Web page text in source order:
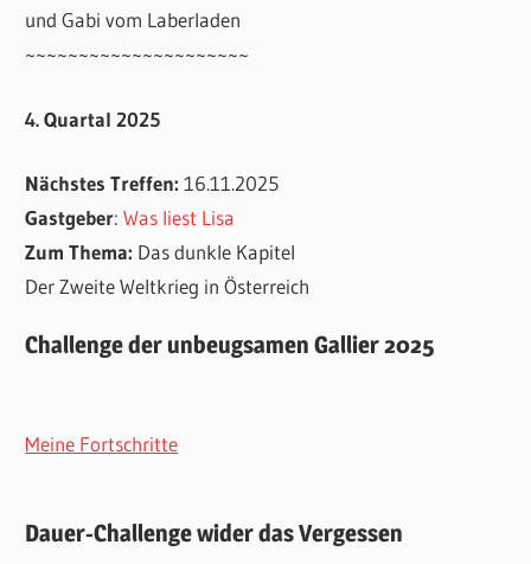
und Gabi vom Laberladen
~~~~~~~~~~~~~~~~~~~~~
4. Quartal 2025
Nächstes Treffen:16.11.2025
Gastgeber:Was liest Lisa
Zum Thema: Das dunkle Kapitel
Der Zweite Weltkrieg in Österreich
Challenge der unbeugsamen Gallier 2025
Meine Fortschritte
Dauer-Challenge wider das Vergessen